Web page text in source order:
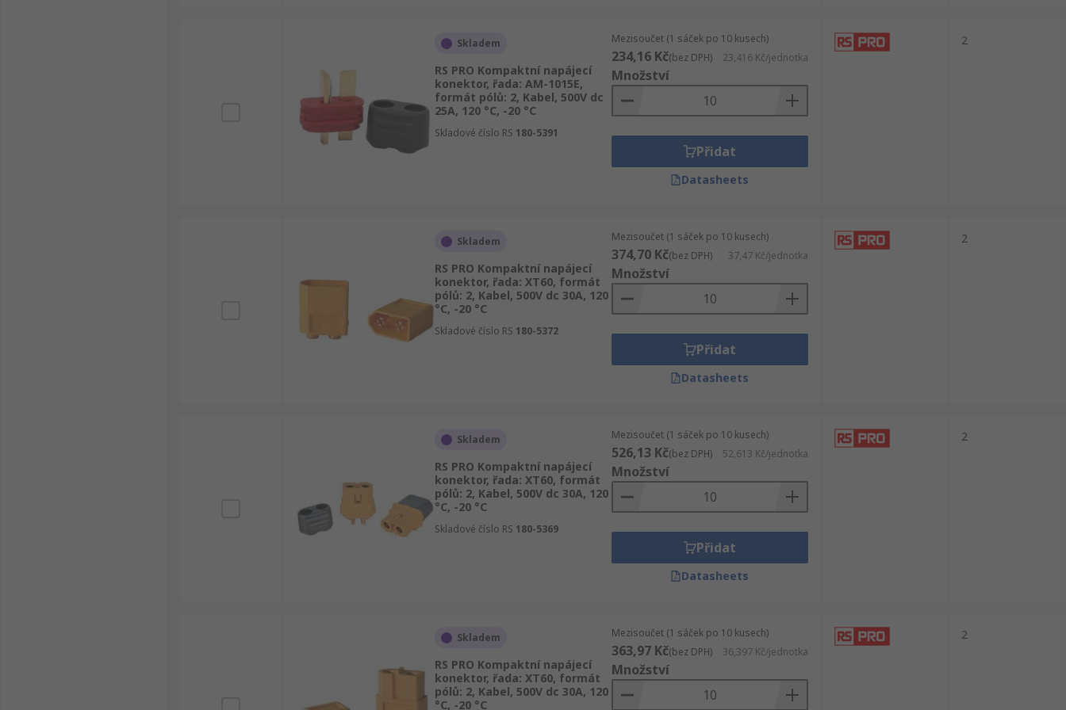
Skladem
RS PRO Kompaktní napájecí
konektor, řada: AM-1015E,
formát pólů: 2, Kabel, 500V dc
25A, 120 °C, -20 °C
Skladové číslo RS 180-5391
Mezisoučet (1 sáček po 10 kusech)
234,16 Kč(bez DPH) 23,416 Kč/jednotka
Množství
Přidat
Datasheets
2
Skladem
RS PRO Kompaktní napájecí
konektor, řada: XT60, formát
pólů: 2, Kabel, 500V dc 30A, 120
°C, -20 °C
Skladové číslo RS 180-5372
Mezisoučet (1 sáček po 10 kusech)
374,70 Kč(bez DPH) 37,47 Kč/jednotka
Množství
Přidat
Datasheets
2
Skladem
RS PRO Kompaktní napájecí
konektor, řada: XT60, formát
pólů: 2, Kabel, 500V dc 30A, 120
°C, -20 °C
Skladové číslo RS 180-5369
Mezisoučet (1 sáček po 10 kusech)
526,13 Kč(bez DPH) 52,613 Kč/jednotka
Množství
Přidat
Datasheets
2
Skladem
RS PRO Kompaktní napájecí
konektor, řada: XT60, formát
pólů: 2, Kabel, 500V dc 30A, 120
°C, -20 °C
Mezisoučet (1 sáček po 10 kusech)
363,97 Kč(bez DPH) 36,397 Kč/jednotka
Množství
2